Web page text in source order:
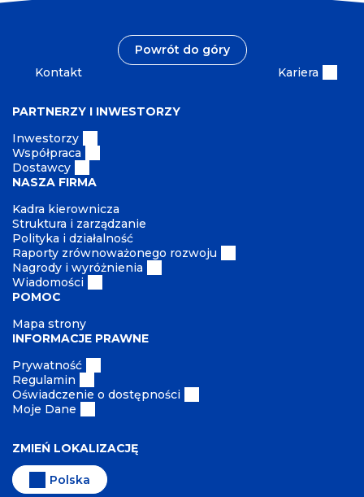
Powrót do góry
Kontakt
Kariera
PARTNERZY I INWESTORZY
Inwestorzy
Współpraca
Dostawcy
NASZA FIRMA
Kadra kierownicza
Struktura i zarządzanie
Polityka i działalność
Raporty zrównoważonego rozwoju
Nagrody i wyróżnienia
Wiadomości
POMOC
Mapa strony
INFORMACJE PRAWNE
Prywatność
Regulamin
Oświadczenie o dostępności
Moje Dane
ZMIEŃ LOKALIZACJĘ
Polska